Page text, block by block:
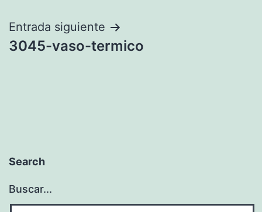
Entrada siguiente
3045-vaso-termico
Search
Buscar...